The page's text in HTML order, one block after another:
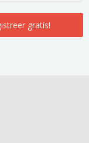
gratis!